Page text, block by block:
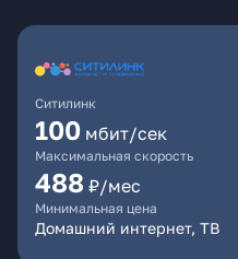
Ситилинк
100 мбит/сек
Максимальная скорость
488 ₽/мес
Минимальная цена
Домашний интернет, ТВ